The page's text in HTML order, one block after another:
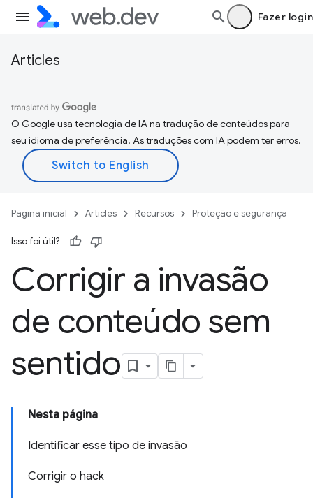
Fazer login
Articles
O Google usa tecnologia de IA na tradução de conteúdos para
seu idioma de preferência. As traduções com IA podem ter erros.
Página inicial Articles Recursos Proteção e segurança
Isso foi útil?
Corrigir a invasão
de conteúdo sem
sentido
Nesta página
Identificar esse tipo de invasão
Corrigir o hack